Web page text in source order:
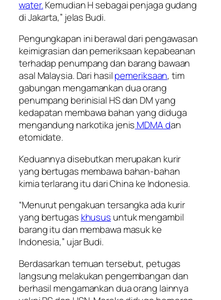
water.Kemudian H sebagai penjaga gudang
di Jakarta,” jelas Budi.
Pengungkapan ini berawal dari pengawasan
keimigrasian dan pemeriksaan kepabeanan
terhadap penumpang dan barang bawaan
asal Malaysia. Dari hasilpemeriksaan, tim
gabungan mengamankan dua orang
penumpang berinisial HS dan DM yang
kedapatan membawa bahan yang diduga
mengandung narkotika jenis MDMA dan
etomidate.
Keduannya disebutkan merupakan kurir
yang bertugas membawa bahan-bahan
kimia terlarang itu dari China ke Indonesia.
“Menurut pengakuan tersangka ada kurir
yang bertugas khusus untuk mengambil
barang itu dan membawa masuk ke
Indonesia,” ujar Budi.
Berdasarkan temuan tersebut, petugas
langsung melakukan pengembangan dan
berhasil mengamankan dua orang lainnya